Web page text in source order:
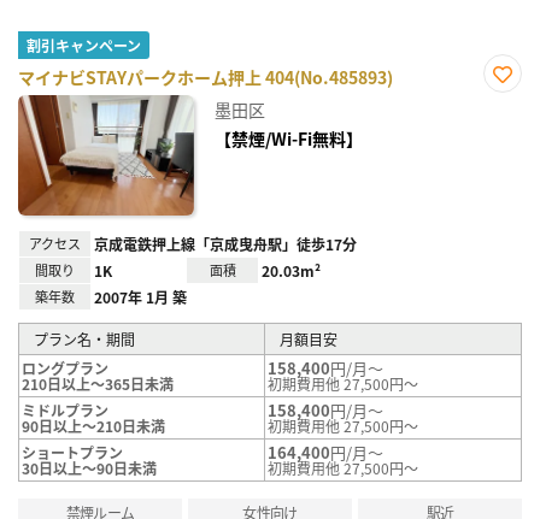
割引キャンペーン
マイナビSTAYパークホーム押上 404(No.485893)
墨田区
【禁煙/Wi-Fi無料】
アクセス 京成電鉄押上線「京成曳舟駅」徒歩17分
間取り 1K 面積 20.03m²
築年数 2007年 1月 築
プラン名・期間
月額目安
ロングプラン
210日以上～365日未満
158,400円/月～
初期費用他 27,500円～
ミドルプラン
90日以上～210日未満
158,400円/月～
初期費用他 27,500円～
ショートプラン
30日以上～90日未満
164,400円/月～
初期費用他 27,500円～
禁煙ルーム 女性向け 駅近